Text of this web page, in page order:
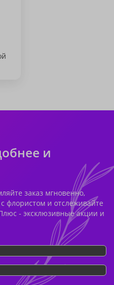
и
заказ мгновенно,
флористом и отслеживайте
- эксклюзивные акции и